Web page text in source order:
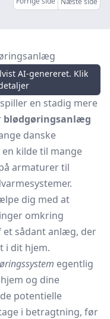
AI-genereret. Klik
en stadig mere
blødgøringsanlæg
danske
kilde til mange
armaturer til
dig med at
omkring
et sådant anlæg, der
i dit hjem.
egentlig
og dine
potentielle
i betragtning, før